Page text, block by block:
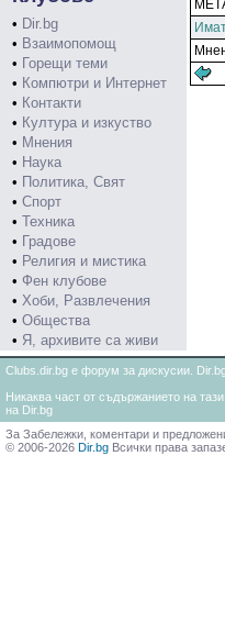
• Dir.bg
• Взаимопомощ
• Горещи теми
• Компютри и Интернет
• Контакти
• Култура и изкуство
• Мнения
• Наука
• Политика, Свят
• Спорт
• Техника
• Градове
• Религия и мистика
• Фен клубове
• Хоби, Развлечения
• Общества
• Я, архивите са живи
Clubs.dir.bg е форум за дискусии.
Никаква част от съдържанието на
на Dir.bg
За Забележки, коментари и
© 2006-2026 Dir.bg Всички права